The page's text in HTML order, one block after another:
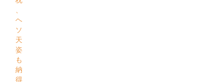
ヘ
ソ
天
姿
も
納
得